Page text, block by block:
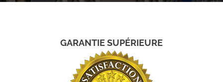
GARANTIE SUPÉRIEURE